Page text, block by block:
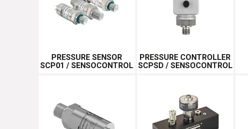
PRESSURE SENSOR
SCP01 / SENSOCONTROL
PRESSURE CONTROLLER
SCPSD / SENSOCONTROL